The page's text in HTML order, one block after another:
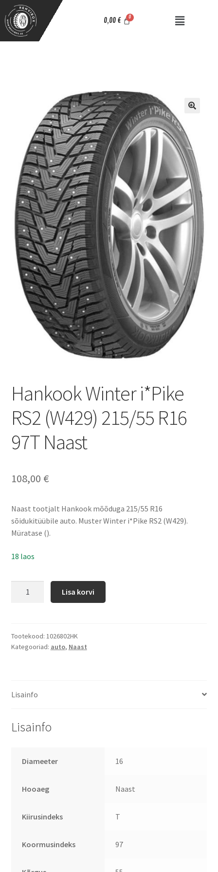
0,00 €
Hankook Winter i*Pike
RS2 (W429) 215/55 R16
97T Naast
108,00 €
Naast tootjalt Hankook mõõduga 215/55 R16
sõidukitüübile auto. Muster Winter i*Pike RS2 (W429).
Müratase ().
18 laos
Lisa korvi
Tootekood: 1026802HK
Kategooriad: auto, Naast
Lisainfo
Lisainfo
Diameeter 16
Hooaeg Naast
Kiirusindeks T
Koormusindeks 97